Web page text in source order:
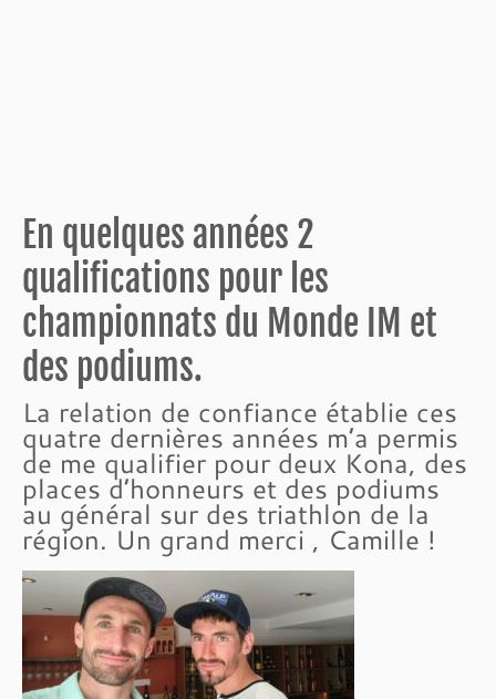
En quelques années 2
qualifications pour les
championnats du Monde IM et
des podiums.
La relation de confiance établie ces
quatre dernières années m’a permis
de me qualifier pour deux Kona, des
places d’honneurs et des podiums
au général sur des triathlon de la
région. Un grand merci , Camille !